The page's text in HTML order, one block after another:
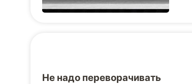
Не надо переворачивать